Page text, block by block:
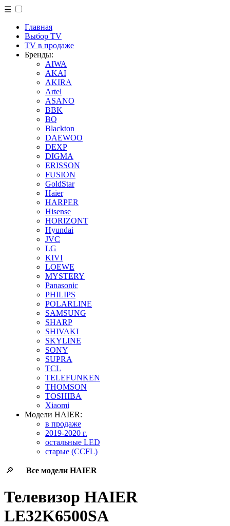
☰
Главная
Выбор TV
TV в продаже
Бренды:
AIWA
AKAI
AKIRA
Artel
ASANO
BBK
BQ
Blackton
DAEWOO
DEXP
DIGMA
ERISSON
FUSION
GoldStar
Haier
HARPER
Hisense
HORIZONT
Hyundai
JVC
LG
KIVI
LOEWE
MYSTERY
Panasonic
PHILIPS
POLARLINE
SAMSUNG
SHARP
SHIVAKI
SKYLINE
SONY
SUPRA
TCL
TELEFUNKEN
THOMSON
TOSHIBA
Xiaomi
Модели HAIER:
в продаже
2019-2020 г.
остальные LED
старые (CCFL)
🔎 Все модели HAIER
Телевизор HAIER
LE32K6500SA